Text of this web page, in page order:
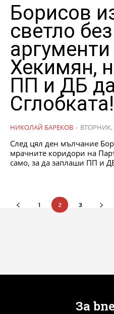
Борисов
светло
аргументи
Хекимян,
ПП и ДБ
Сглобката!
НИКОЛАЙ БАРЕКОВ - ВТОРНИК,
След цял ден мълчание
мрачните коридори на
само, за да заплаши ПП и
1 2 3
За